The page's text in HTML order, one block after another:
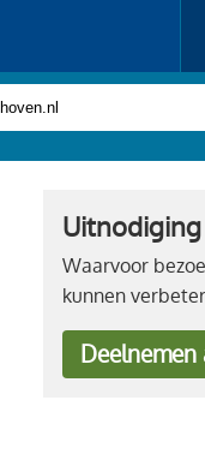
Waarvoor
kunnen
Deelnemen